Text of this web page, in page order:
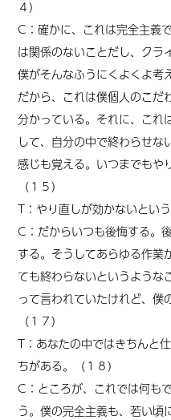
４）
C：確かに、これは完全主義
は関係のないことだし、クラ
僕がそんなふうにくよくよ考
だから、これは僕個人のこだ
分かっている。それに、これ
して、自分の中で終わらせな
感じも覚える。いつまでもや
（１５）
T：やり直しが効かないとい
C：だからいつも後悔する。
する。そうしてあらゆる作業
ても終わらないというような
って言われていたけれど、僕
（１７）
T：あなたの中ではきちんと
ちがある。（１８）
C：ところが、これでは何も
う。僕の完全主義も、若い頃